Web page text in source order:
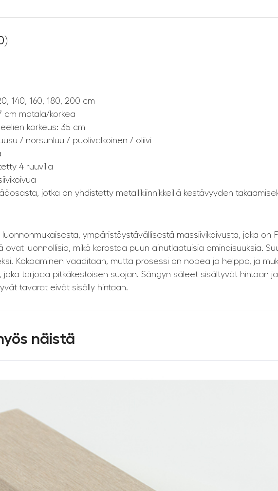
140, 160, 180, 200 cm
cm matala/korkea
korkeus: 35 cm
/ norsunluu / puolivalkoinen / oliivi
4 ruuvilla
jotka on yhdistetty metallikiinnikkeillä kestävyyden
ympäristöystävällisestä massiivikoivusta, joka on
ovat luonnollisia, mikä korostaa puun ainutlaatuisia ominaisuuksia.
Kokoaminen vaaditaan, mutta prosessi on nopea ja helppo, ja
joka tarjoaa pitkäkestoisen suojan. Sängyn säleet sisältyvät hintaan
tavarat eivät sisälly hintaan.
näistä